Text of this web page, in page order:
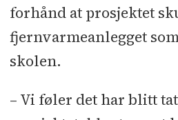
forhånd at prosjektet
fjernvarmeanlegget
skolen.
– Vi føler det har blitt